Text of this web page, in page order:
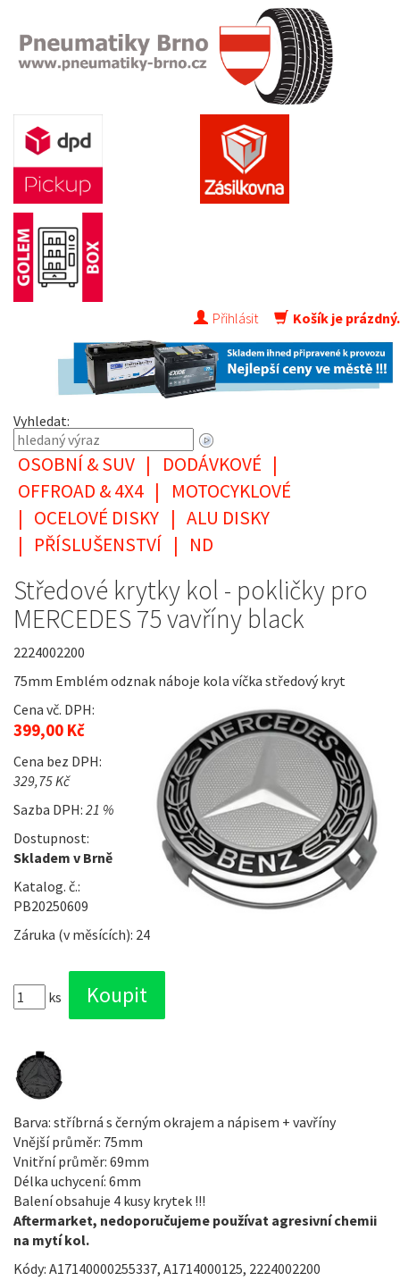
Přihlásit Košík je prázdný.
Vyhledat:
OSOBNÍ & SUV | DODÁVKOVÉ |
OFFROAD & 4X4 |
MOTOCYKLOVÉ
| OCELOVÉ DISKY | ALU DISKY
| PŘÍSLUŠENSTVÍ | ND
Středové krytky kol - pokličky pro
MERCEDES 75 vavříny black
2224002200
75mm Emblém odznak náboje kola víčka středový kryt
Cena vč. DPH:
399,00 Kč
Cena bez DPH:
329,75 Kč
Sazba DPH: 21 %
Dostupnost:
Skladem v Brně
Katalog. č.:
PB20250609
Záruka (v měsících): 24
ks
Barva: stříbrná s černým okrajem a nápisem + vavříny
Vnější průměr: 75mm
Vnitřní průměr: 69mm
Délka uchycení: 6mm
Balení obsahuje 4 kusy krytek !!!
Aftermarket, nedoporučujeme používat agresivní chemii
na mytí kol.
Kódy: A17140000255337, A1714000125, 2224002200